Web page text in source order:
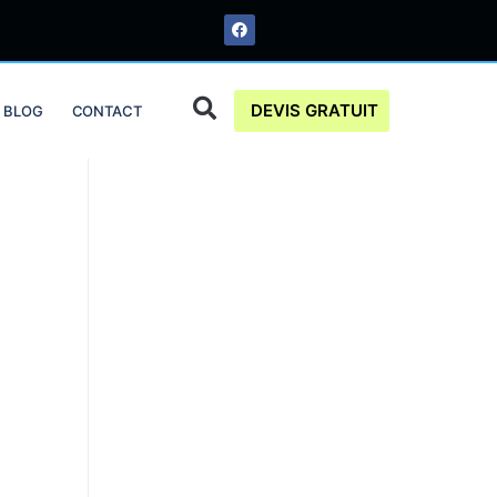
BLOG CONTACT DEVIS GRATUIT